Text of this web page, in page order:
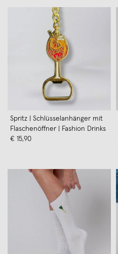
Spritz | Schlüsselanhänger mit
Flaschenöffner | Fashion Drinks
€ 15,90